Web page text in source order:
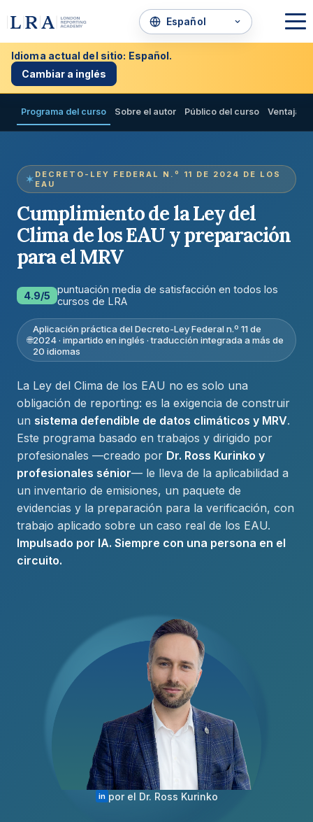
Idioma actual del sitio: Español.
Cambiar a inglés
Programa del curso Sobre el autor Público del curso Ventajas
DECRETO-LEY FEDERAL N.º 11 DE 2024 DE LOS
EAU
Cumplimiento de la Ley del
Clima de los EAU y preparación
para el MRV
4.9/5
puntuación media de satisfacción en todos los
cursos de LRA
Aplicación práctica del Decreto-Ley Federal n.º 11 de
2024 · impartido en inglés · traducción integrada a más de
20 idiomas
La Ley del Clima de los EAU no es solo una
obligación de reporting: es la exigencia de construir
un sistema defendible de datos climáticos y MRV.
Este programa basado en trabajos y dirigido por
profesionales —creado por Dr. Ross Kurinko y
profesionales sénior— le lleva de la aplicabilidad a
un inventario de emisiones, un paquete de
evidencias y la preparación para la verificación, con
trabajo aplicado sobre un caso real de los EAU.
Impulsado por IA. Siempre con una persona en el
circuito.
in por el Dr. Ross Kurinko